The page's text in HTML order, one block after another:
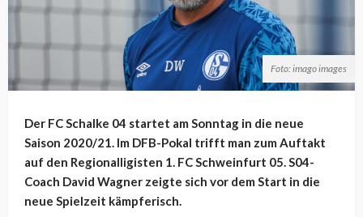
Foto: imago images
Der FC Schalke 04 startet am Sonntag in die neue
Saison 2020/21. Im DFB-Pokal trifft man zum Auftakt
auf den Regionalligisten 1. FC Schweinfurt 05. S04-
Coach David Wagner zeigte sich vor dem Start in die
neue Spielzeit kämpferisch.